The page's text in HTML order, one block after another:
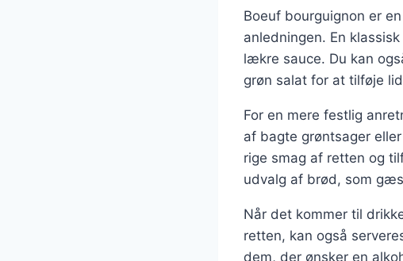
Boeuf bourguignon er
anledningen. En
lækre sauce. Du kan
grøn salat for at tilføje
For en mere festlig
af bagte grøntsager
rige smag af retten og
udvalg af brød, som
Når det kommer til
retten, kan også
dem, der ønsker en